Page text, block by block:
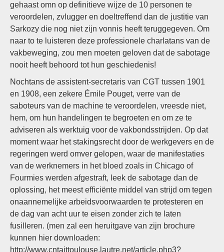
gehaast omn op definitieve wijze de 10 personen te
veroordelen, zvlugger en doeltreffend dan de justitie van
Sarkozy die nog niet zijn vonnis heeft teruggegeven. Om
naar to te luisteren deze professionele charlatans van de
vakbeweging, zou men moeten geloven dat de sabotage
nooit heeft behoord tot hun geschiedenis!
Nochtans de assistent-secretaris van CGT tussen 1901
en 1908, een zekere Émile Pouget, verre van de
saboteurs van de machine te veroordelen, vreesde niet,
hem, om hun handelingen te begroeten en om ze te
adviseren als werktuig voor de vakbondsstrijden. Op dat
moment waar het stakingsrecht door de werkgevers en de
regeringen werd omver gelopen, waar de manifestaties
van de werknemers in het bloed zoals in Chicago of
Fourmies werden afgestraft, leek de sabotage dan de
oplossing, het meest efficiënte middel van strijd om tegen
onaannemelijke arbeidsvoorwaarden te protesteren en
de dag van acht uur te eisen zonder zich te laten
fusilleren. (men zal een heruitgave van zijn brochure
kunnen hier downloaden:
http://www.cntaittoulouse.lautre.net/article.php3?